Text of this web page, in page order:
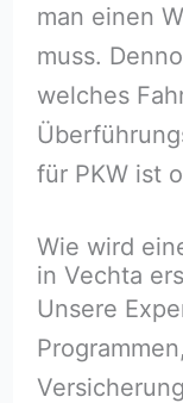
man einen
muss.
welches
für PKW ist
Wie wird
in Vechta
Unsere